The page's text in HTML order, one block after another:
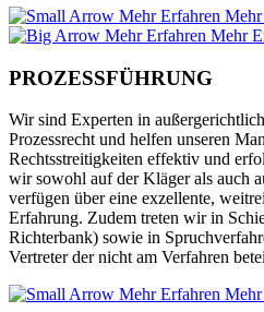
Mehr Erfahren
Mehr Erfahren Mehr
PROZESSFÜHRUNG
Wir sind Experten in
Prozessrecht und helfen unseren
Rechtsstreitigkeiten effektiv und
wir sowohl auf der Kläger als auch
verfügen über eine exzellente,
Erfahrung. Zudem treten wir in
Richterbank) sowie in
Vertreter der nicht am Verfahren
Mehr Erfahren